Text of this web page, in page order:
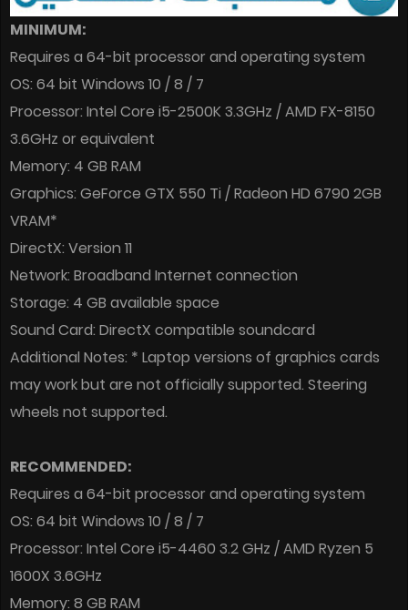
MINIMUM:
Requires a 64-bit processor and operating system
OS: 64 bit Windows 10 / 8 / 7
Processor: Intel Core i5-2500K 3.3GHz / AMD FX-8150
3.6GHz or equivalent
Memory: 4 GB RAM
Graphics: GeForce GTX 550 Ti / Radeon HD 6790 2GB
VRAM*
DirectX: Version 11
Network: Broadband Internet connection
Storage: 4 GB available space
Sound Card: DirectX compatible soundcard
Additional Notes: * Laptop versions of graphics cards
may work but are not officially supported. Steering
wheels not supported.
RECOMMENDED:
Requires a 64-bit processor and operating system
OS: 64 bit Windows 10 / 8 / 7
Processor: Intel Core i5-4460 3.2 GHz / AMD Ryzen 5
1600X 3.6GHz
Memory: 8 GB RAM